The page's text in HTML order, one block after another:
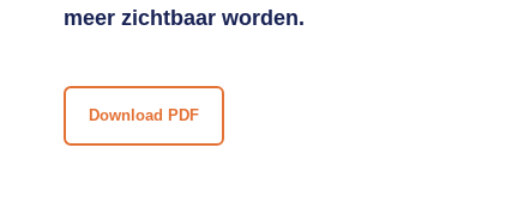
meer zichtbaar worden.
Download PDF